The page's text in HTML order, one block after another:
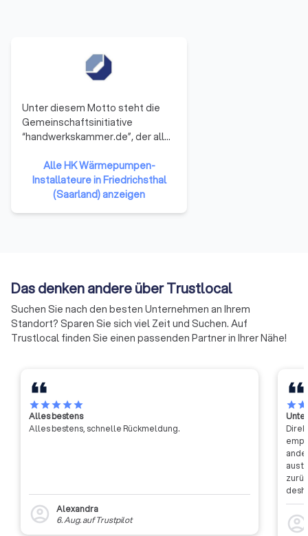
Unter diesem Motto steht die
Gemeinschaftsinitiative
“handwerkskammer.de”, der alle
angehören. Sie repräsentieren
damit das gesamte Handwerk in
der Bundesrepublik Deutschland.
der Handwerkskammern
effizienter und effektiver
werden.
Alle HK Wärmepumpen-
Installateure in Friedrichsthal
(Saarland) anzeigen
Das denken andere über Trustlocal
Suchen Sie nach den besten Unternehmen an Ihrem
Standort? Sparen Sie sich viel Zeit und Suchen. Auf
Trustlocal finden Sie einen passenden Partner in Ihrer Nähe!
starstarstarstarstar
Alles bestens
Alles bestens, schnelle Rückmeldung.
account_circle
Alexandra
6. Aug.auf Trustpilot
starstar
aus
dass
account_circle